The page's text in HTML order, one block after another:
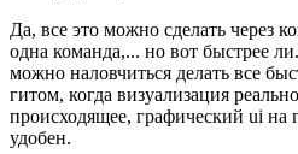
Да, все это можно сделать через
одна команда,... но вот быстрее
можно наловчиться делать все
гитом, когда визуализация
происходящее, графический ui на
удобен.